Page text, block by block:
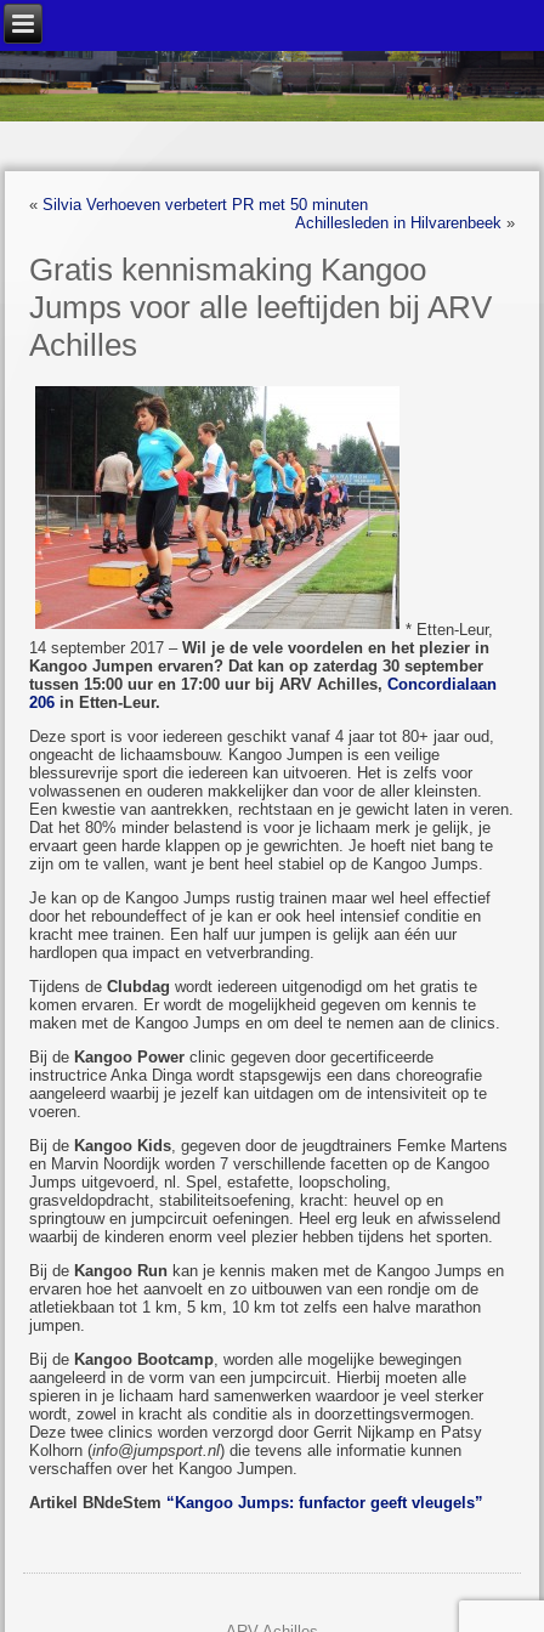
«Silvia Verhoeven verbetert PR met 50 minuten
Achillesleden in Hilvarenbeek»
Gratis kennismaking Kangoo
Jumps voor alle leeftijden bij ARV
Achilles
* Etten-Leur,
14 september 2017 –Wil je de vele voordelen en het plezier in
Kangoo Jumpen ervaren? Dat kan op zaterdag 30 september
tussen 15:00 uur en 17:00 uur bij ARV Achilles,Concordialaan
206 in Etten-Leur.
Deze sport is voor iedereen geschikt vanaf 4 jaar tot 80+ jaar oud,
ongeacht de lichaamsbouw. Kangoo Jumpen is een veilige
blessurevrije sport die iedereen kan uitvoeren. Het is zelfs voor
volwassenen en ouderen makkelijker dan voor de aller kleinsten.
Een kwestie van aantrekken, rechtstaan en je gewicht laten in veren.
Dat het 80% minder belastend is voor je lichaam merk je gelijk, je
ervaart geen harde klappen op je gewrichten. Je hoeft niet bang te
zijn om te vallen, want je bent heel stabiel op de Kangoo Jumps.
Je kan op de Kangoo Jumps rustig trainen maar wel heel effectief
door het reboundeffect of je kan er ook heel intensief conditie en
kracht mee trainen. Een half uur jumpen is gelijk aan één uur
hardlopen qua impact en vetverbranding.
Tijdens deClubdag wordt iedereen uitgenodigd om het gratis te
komen ervaren. Er wordt de mogelijkheid gegeven om kennis te
maken met de Kangoo Jumps en om deel te nemen aan de clinics.
Bij de Kangoo Power clinic gegeven door gecertificeerde
instructrice Anka Dinga wordt stapsgewijs een dans choreografie
aangeleerd waarbij je jezelf kan uitdagen om de intensiviteit op te
voeren.
Bij de Kangoo Kids, gegeven door de jeugdtrainers Femke Martens
en Marvin Noordijk worden 7 verschillende facetten op de Kangoo
Jumps uitgevoerd, nl. Spel, estafette, loopscholing,
grasveldopdracht, stabiliteitsoefening, kracht: heuvel op en
springtouw en jumpcircuit oefeningen. Heel erg leuk en afwisselend
waarbij de kinderen enorm veel plezier hebben tijdens het sporten.
Bij de Kangoo Run kan je kennis maken met de Kangoo Jumps en
ervaren hoe het aanvoelt en zo uitbouwen van een rondje om de
atletiekbaan tot 1 km, 5 km, 10 km tot zelfs een halve marathon
jumpen.
Bij de Kangoo Bootcamp, worden alle mogelijke bewegingen
aangeleerd in de vorm van een jumpcircuit. Hierbij moeten alle
spieren in je lichaam hard samenwerken waardoor je veel sterker
wordt, zowel in kracht als conditie als in doorzettingsvermogen.
Deze twee clinics worden verzorgd door Gerrit Nijkamp en Patsy
Kolhorn (info@jumpsport.nl) die tevens alle informatie kunnen
verschaffen over het Kangoo Jumpen.
Artikel BNdeStem “Kangoo Jumps: funfactor geeft vleugels”